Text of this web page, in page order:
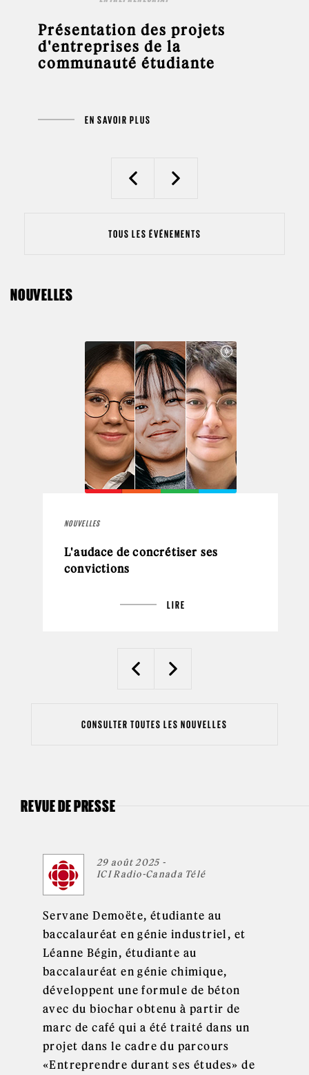
Présentation des projets
d'entreprises de la
communauté étudiante
EN SAVOIR PLUS
Previous Next
TOUS LES ÉVÉNEMENTS
NOUVELLES
NOUVELLES
L'audace de concrétiser ses
convictions
LIRE
PreviousNext
CONSULTER TOUTES LES NOUVELLES
REVUE DE PRESSE
29 août 2025 -
ICI Radio-Canada Télé
Servane Demoëte, étudiante au
baccalauréat en génie industriel, et
Léanne Bégin, étudiante au
baccalauréat en génie chimique,
développent une formule de béton
avec du biochar obtenu à partir de
marc de café qui a été traité dans un
projet dans le cadre du parcours
«Entreprendre durant ses études» de